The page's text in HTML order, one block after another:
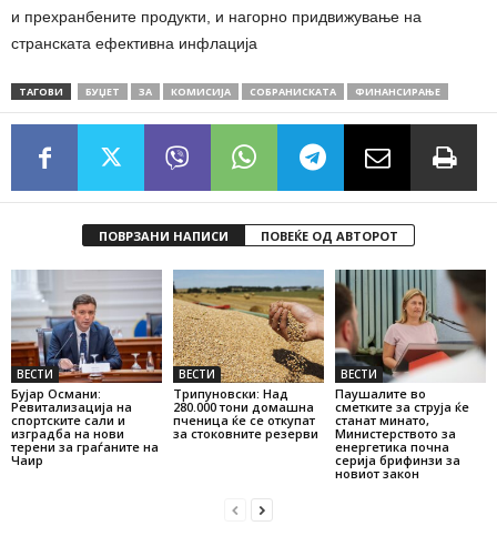
и прехранбените продукти, и нагорно придвижување на
странската ефективна инфлација
ТАГОВИ БУЏЕТ ЗА КОМИСИЈА СОБРАНИСКАТА ФИНАНСИРАЊЕ
ПОВРЗАНИ НАПИСИ ПОВЕЌЕ ОД АВТОРОТ
ВЕСТИ
Бујар Османи:
Ревитализација на
спортските сали и
изградба на нови
терени за граѓаните на
Чаир
ВЕСТИ
Трипуновски: Над
280.000 тони домашна
пченица ќе се откупат
за стоковните резерви
ВЕСТИ
Паушалите во
сметките за струја ќе
станат минато,
Министерството за
енергетика почна
серија брифинзи за
новиот закон